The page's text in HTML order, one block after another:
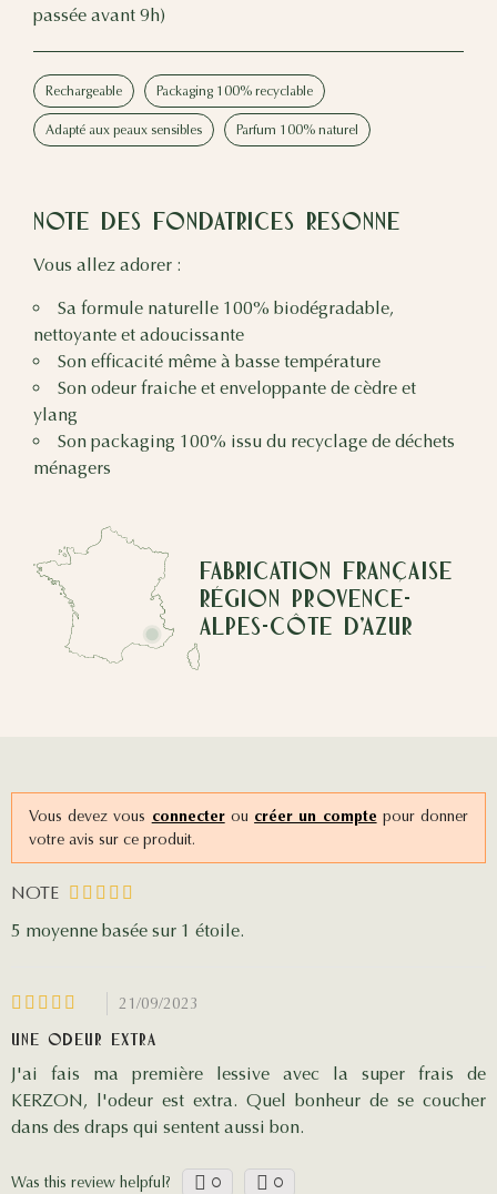
passée avant 9h)
Rechargeable Packaging 100% recyclable
Adapté aux peaux sensibles Parfum 100% naturel
Note des fondatrices RESONNE
Vous allez adorer :
Sa formule naturelle 100% biodégradable,
nettoyante et adoucissante
Son efficacité même à basse température
Son odeur fraiche et enveloppante de cèdre et
ylang
Son packaging 100% issu du recyclage de déchets
ménagers
Fabrication Française
Région Provence-
Alpes-Côte d'Azur
Vous devez vous connecterou créer un compte pour donner
votre avis sur ce produit.
NOTE
5 moyenne basée sur 1 étoile.
21/09/2023
Une odeur extra
J'ai fais ma première lessive avec la super frais de
KERZON, l'odeur est extra. Quel bonheur de se coucher
dans des draps qui sentent aussi bon.
Was this review helpful? 0 0